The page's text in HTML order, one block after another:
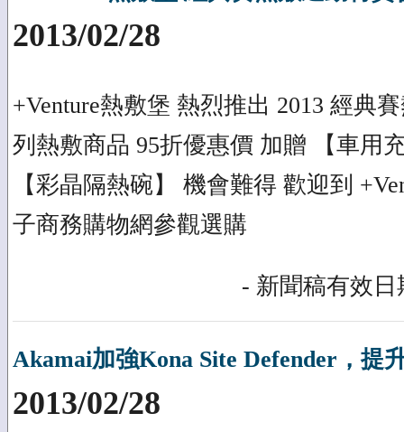
2013/02/28
+Venture熱敷堡 熱烈推出 2013 經典
列熱敷商品 95折優惠價 加贈 【車用
【彩晶隔熱碗】 機會難得 歡迎到
子商務購物網參觀選購
- 新聞稿有效日
Akamai加強Kona Site Defender，提
2013/02/28